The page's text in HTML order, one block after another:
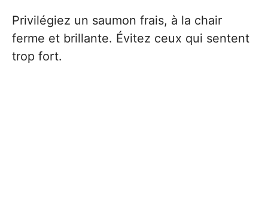
Privilégiez un saumon frais, à la chair
ferme et brillante. Évitez ceux qui sentent
trop fort.